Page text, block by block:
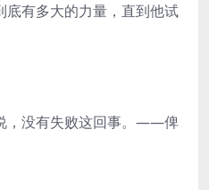
有多大的力量，直到他试
，没有失败这回事。——俾